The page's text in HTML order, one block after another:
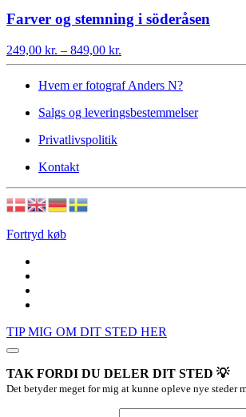
Farver og stemning i söderåsen
249,00 kr. – 849,00 kr.
249,00 kr.
til
849,00 kr.
Hvem er fotograf Anders N?
Salgs og leveringsbestemmelser
Privatlivspolitik
Kontakt
Fortryd køb
TIP MIG OM DIT STED HER
TAK FORDI DU DELER DIT STED 💡
Det betyder meget for mig at kunne opleve nye steder